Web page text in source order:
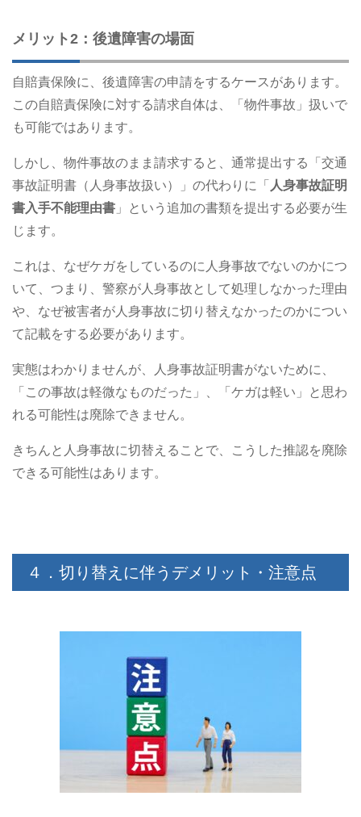
メリット2：後遺障害の場面
自賠責保険に、後遺障害の申請をするケースがあります。
この自賠責保険に対する請求自体は、「物件事故」扱いで
も可能ではあります。
しかし、物件事故のまま請求すると、通常提出する「交通
事故証明書（人身事故扱い）」の代わりに「 人身事故証明
書入手不能理由書 」という追加の書類を提出する必要が生
じます。
これは、なぜケガをしているのに人身事故でないのかにつ
いて、つまり、警察が人身事故として処理しなかった理由
や、なぜ被害者が人身事故に切り替えなかったのかについ
て記載をする必要があります。
実態はわかりませんが、人身事故証明書がないために、
「この事故は軽微なものだった」、「ケガは軽い」と思わ
れる可能性は廃除できません。
きちんと人身事故に切替えることで、こうした推認を廃除
できる可能性はあります。
４．切り替えに伴うデメリット・注意点